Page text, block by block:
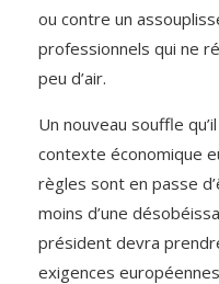
ou contre un
professionnels qui ne
peu d’air.
Un nouveau souffle
contexte économique
règles sont en passe
moins d’une
président devra
exigences